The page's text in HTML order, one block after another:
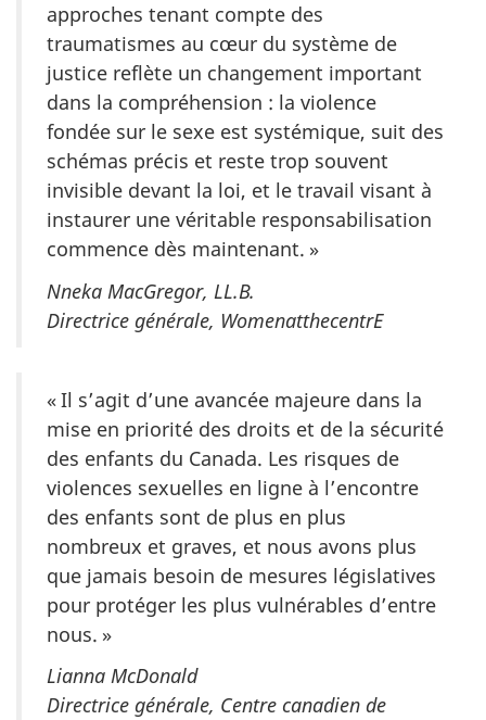
approches tenant compte des
traumatismes au cœur du système de
justice reflète un changement important
dans la compréhension : la violence
fondée sur le sexe est systémique, suit des
schémas précis et reste trop souvent
invisible devant la loi, et le travail visant à
instaurer une véritable responsabilisation
commence dès maintenant. »
Nneka MacGregor, LL.B.
Directrice générale, WomenatthecentrE
« Il s’agit d’une avancée majeure dans la
mise en priorité des droits et de la sécurité
des enfants du Canada. Les risques de
violences sexuelles en ligne à l’encontre
des enfants sont de plus en plus
nombreux et graves, et nous avons plus
que jamais besoin de mesures législatives
pour protéger les plus vulnérables d’entre
nous. »
Lianna McDonald
Directrice générale, Centre canadien de